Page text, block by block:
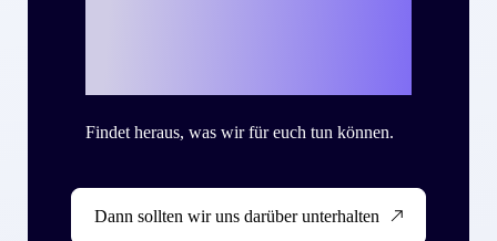
Findet heraus, was wir für euch tun können.
Dann sollten wir uns darüber unterhalten